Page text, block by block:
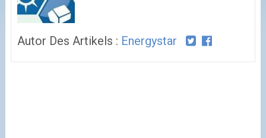
Autor Des Artikels : Energystar